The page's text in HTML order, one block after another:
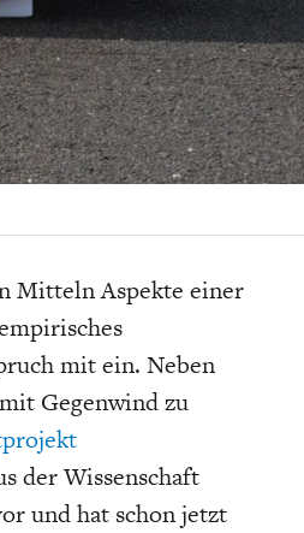
WELTWIRTSCHAFT
Mitteln Aspekte einer
mit ein. Neben
Gegenwind zu
der Wissenschaft
und hat schon jetzt